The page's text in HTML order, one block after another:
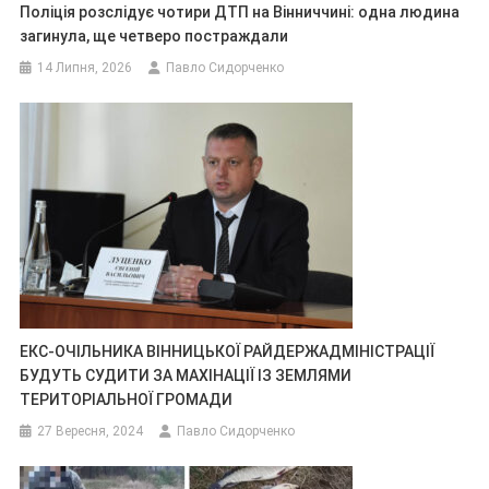
Поліція розслідує чотири ДТП на Вінниччині: одна людина
загинула, ще четверо постраждали
14 Липня, 2026 Павло Сидорченко
ЕКС-ОЧІЛЬНИКА ВІННИЦЬКОЇ РАЙДЕРЖАДМІНІСТРАЦІЇ
БУДУТЬ СУДИТИ ЗА МАХІНАЦІЇ ІЗ ЗЕМЛЯМИ
ТЕРИТОРІАЛЬНОЇ ГРОМАДИ
27 Вересня, 2024 Павло Сидорченко